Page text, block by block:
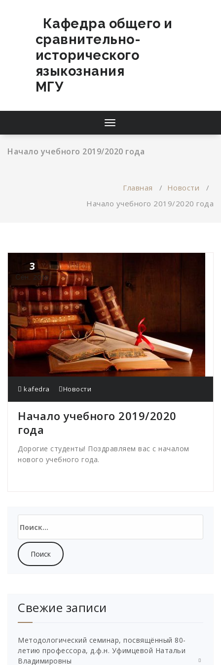
содержимомуКафедра общего и
сравнительно-
исторического
языкознания
МГУ
Переключатель
навигации
Начало учебного 2019/2020 года
Главная / Новости /
Начало учебного 2019/2020 года
3
Сен, 2019
kafedra Новости
Начало учебного 2019/2020
года
Дорогие студенты! Поздравляем вас с началом
нового учебного года.
Свежие записи
Методологический семинар, посвящённый 80-
летию профессора, д.ф.н. Уфимцевой Натальи
Владимировны